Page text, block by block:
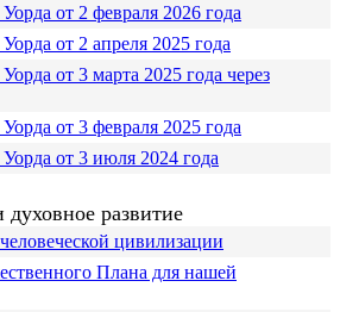
от 2 февраля 2026 года
от 2 апреля 2025 года
от 3 марта 2025 года через
от 3 февраля 2025 года
от 3 июля 2024 года
развитие
цивилизации
Плана для нашей